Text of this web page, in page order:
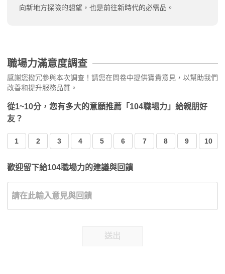
向新地方探險的想望，也是前往新時代的必需品。
職場力滿意度調查
感謝您撥冗參與本次調查！請您在問卷中提供寶貴意見，以幫助我們
改善和提升服務品質。
從1~10分，您有多大的意願推薦「104職場力」給親朋好
友？
1 2 3 4 5 6 7 8 9 10
歡迎留下給104職場力的建議與回饋
送出